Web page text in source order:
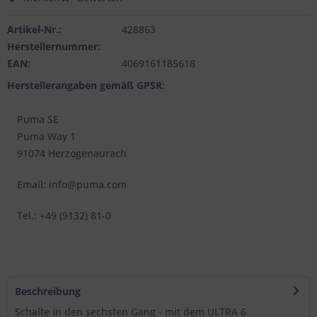
Artikel-Nr.:
428863
Herstellernummer:
EAN:
4069161185618
Herstellerangaben gemäß GPSR:
Puma SE
Puma Way 1
91074 Herzogenaurach
Email: info@puma.com
Tel.: +49 (9132) 81-0
Beschreibung
Schalte in den sechsten Gang - mit dem ULTRA 6